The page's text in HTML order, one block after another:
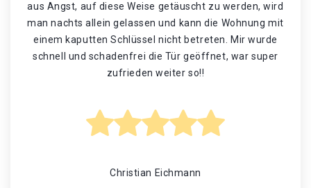
aus Angst, auf diese Weise getäuscht zu werden, wird
man nachts allein gelassen und kann die Wohnung mit
einem kaputten Schlüssel nicht betreten. Mir wurde
schnell und schadenfrei die Tür geöffnet, war super
zufrieden weiter so!!
Christian Eichmann